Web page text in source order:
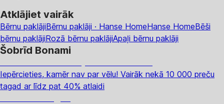
Atklājiet vairāk
Bērnu paklājiBērnu paklāji · Hanse HomeHanse HomeBēši
bērnu paklājiRozā bērnu paklājiApaļi bērnu paklāji
Šobrīd Bonami
Iepērcieties, kamēr nav par vēlu! Vairāk nekā 10 000 preču
tagad ar līdz pat 40% atlaidi